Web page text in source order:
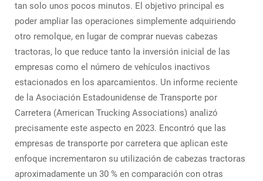
tan solo unos pocos minutos. El objetivo principal es
poder ampliar las operaciones simplemente adquiriendo
otro remolque, en lugar de comprar nuevas cabezas
tractoras, lo que reduce tanto la inversión inicial de las
empresas como el número de vehículos inactivos
estacionados en los aparcamientos. Un informe reciente
de la Asociación Estadounidense de Transporte por
Carretera (American Trucking Associations) analizó
precisamente este aspecto en 2023. Encontró que las
empresas de transporte por carretera que aplican este
enfoque incrementaron su utilización de cabezas tractoras
aproximadamente un 30 % en comparación con otras